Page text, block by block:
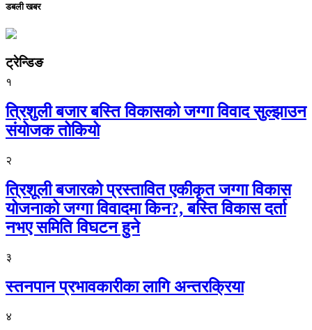
डबली खबर
ट्रेन्डिङ
१
त्रिशुली बजार बस्ति विकासको जग्गा विवाद सुल्झाउन
संयोजक तोकियो
२
त्रिशूली बजारको प्रस्तावित एकीकृत जग्गा विकास
योजनाको जग्गा विवादमा किन?, बस्ति विकास दर्ता
नभए समिति विघटन हुने
३
स्तनपान प्रभावकारीका लागि अन्तरक्रिया
४